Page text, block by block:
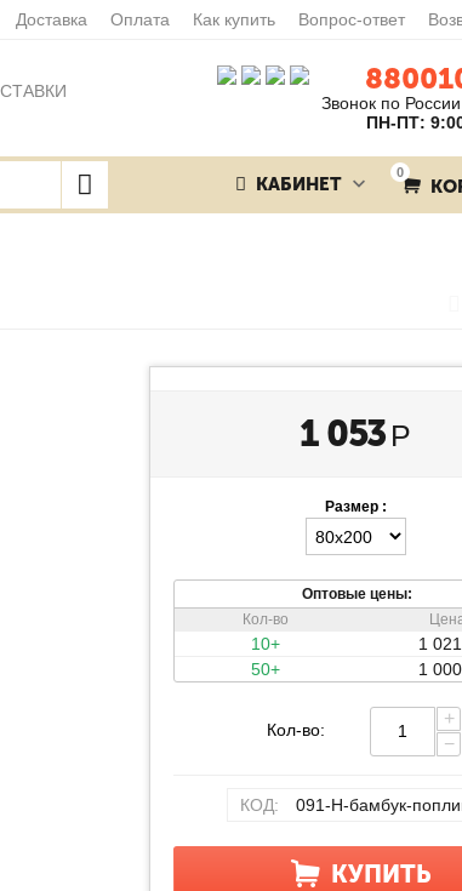
Доставка Оплата Как купить Вопрос-ответ
Звонок по
ПН-ПТ:
0
КАБИНЕТ
1 053 Р
Размер :
Оптовые цены:
Кол-во
10+
50+
1 021
1 000
Кол-во:
+
−
КОД: 091-Н-бамбук-
КУПИТЬ